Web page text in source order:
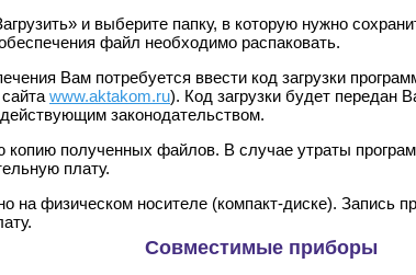
и выберите папку, в которую нужно
файл необходимо распаковать.
Вам потребуется ввести код загрузки
www.aktakom.ru). Код загрузки будет передан
законодательством.
полученных файлов. В случае утраты
плату.
физическом носителе (компакт-диске). Запись
Совместимые приборы